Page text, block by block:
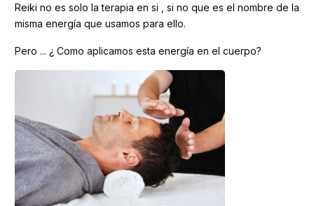
Reiki no es solo la terapia en si , si no que es el nombre de la
misma energía que usamos para ello.
Pero ... ¿ Como aplicamos esta energía en el cuerpo?